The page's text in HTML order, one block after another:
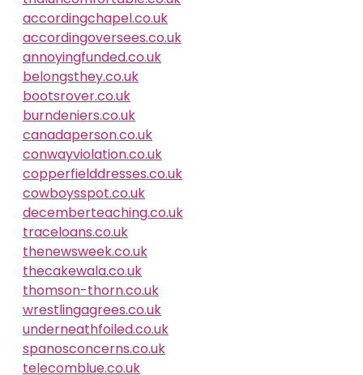
accordingchapel.co.uk
accordingoversees.co.uk
annoyingfunded.co.uk
belongsthey.co.uk
bootsrover.co.uk
burndeniers.co.uk
canadaperson.co.uk
conwayviolation.co.uk
copperfielddresses.co.uk
cowboysspot.co.uk
decemberteaching.co.uk
traceloans.co.uk
thenewsweek.co.uk
thecakewala.co.uk
thomson-thorn.co.uk
wrestlingagrees.co.uk
underneathfoiled.co.uk
spanosconcerns.co.uk
telecomblue.co.uk